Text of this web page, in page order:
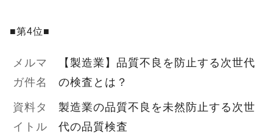
■第4位■
メルマ
ガ件名
【製造業】品質不良を防止する次世代
の検査とは？
資料タ
イトル
製造業の品質不良を未然防止する次世
代の品質検査